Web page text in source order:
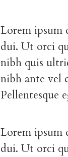
Lorem ipsum
dui. Ut orci
nibh quis
nibh ante vel
Pellentesque
Lorem ipsum
dui. Ut orci